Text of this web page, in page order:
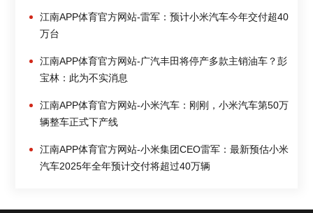
江南APP体育官方网站-雷军：预计小米汽车今年交付超40
万台
江南APP体育官方网站-广汽丰田将停产多款主销油车？彭
宝林：此为不实消息
江南APP体育官方网站-小米汽车：刚刚，小米汽车第50万
辆整车正式下产线
江南APP体育官方网站-小米集团CEO雷军：最新预估小米
汽车2025年全年预计交付将超过40万辆